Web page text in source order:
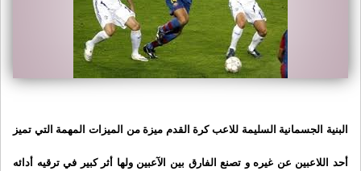
البنية الجسمانية السليمة للاعب كرة القدم ميزة من الميزات المهمة التي تميز
أحد اللاعبين عن غيره و تصنع الفارق بين الآعبين ولها أثر كبير في ترقيه أدائه